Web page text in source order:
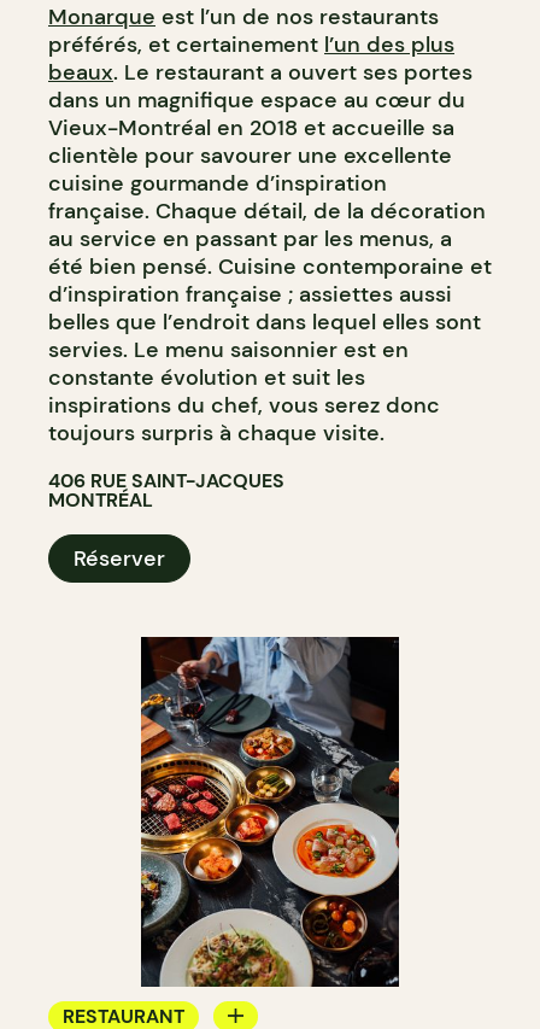
Monarque est l’un de nos restaurants
préférés, et certainement l’un des plus
beaux. Le restaurant a ouvert ses portes
dans un magnifique espace au cœur du
Vieux-Montréal en 2018 et accueille sa
clientèle pour savourer une excellente
cuisine gourmande d’inspiration
française. Chaque détail, de la décoration
au service en passant par les menus, a
été bien pensé. Cuisine contemporaine et
d’inspiration française ; assiettes aussi
belles que l’endroit dans lequel elles sont
servies. Le menu saisonnier est en
constante évolution et suit les
inspirations du chef, vous serez donc
toujours surpris à chaque visite.
406 RUE SAINT-JACQUES
MONTRÉAL
Réserver
RESTAURANT